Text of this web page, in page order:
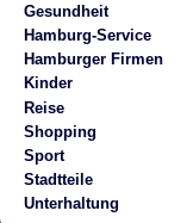
Gesundheit
Hamburg-Service
Hamburger Firmen
Kinder
Reise
Shopping
Sport
Stadtteile
Unterhaltung